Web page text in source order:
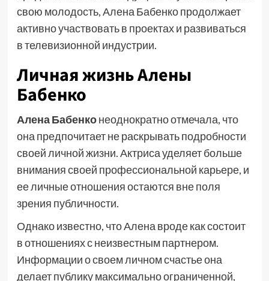
свою молодость, Алена Бабенко продолжает
активно участвовать в проектах и развиваться
в телевизионной индустрии.
Личная жизнь Алены
Бабенко
Алена Бабенконеоднократно отмечала, что
она предпочитает не раскрывать подробности
своей личной жизни. Актриса уделяет больше
внимания своей профессиональной карьере, и
ее личные отношения остаются вне поля
зрения публичности.
Однако известно, что Алена вроде как состоит
в отношениях с неизвестным партнером.
Информации о своем личном счастье она
делает публику максимально ограниченной,